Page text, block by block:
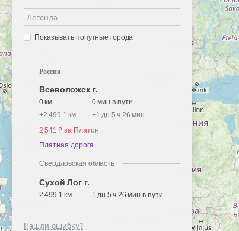
Легенда
Показывать попутные города
Россия
Всеволожск г.
0 км
0 мин в пути
+2 499.1 км +1 дн 5 ч 26 мин
2 541 ₽ за Платон
Платная дорога
Свердловская область
Сухой Лог г.
2 499.1 км 1 дн 5 ч 26 мин в пути
Нашли ошибку?